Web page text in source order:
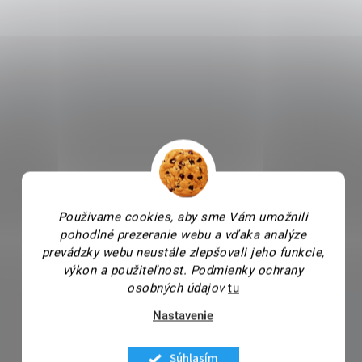
Použivame cookies, aby sme Vám umožnili
pohodlné prezeranie webu a vďaka analýze
prevádzky webu neustále zlepšovali jeho funkcie,
výkon a použiteľnost. Podmienky ochrany
osobných údajov tu
Nastavenie